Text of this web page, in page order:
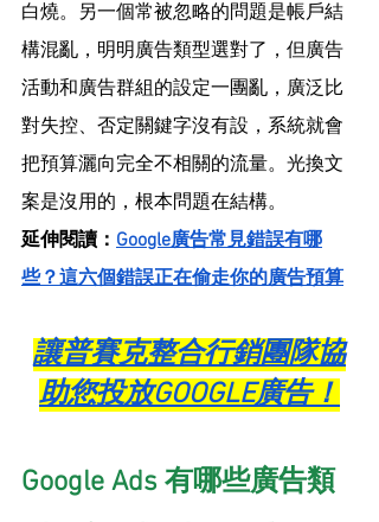
白燒。另一個常被忽略的問題是帳戶結
構混亂，明明廣告類型選對了，但廣告
活動和廣告群組的設定一團亂，廣泛比
對失控、否定關鍵字沒有設，系統就會
把預算灑向完全不相關的流量。光換文
案是沒用的，根本問題在結構。
延伸閱讀： Google廣告常見錯誤有哪
些？這六個錯誤正在偷走你的廣告預算
讓普賽克整合行銷團隊協
助您投放GOOGLE廣告！
Google Ads 有哪些廣告類